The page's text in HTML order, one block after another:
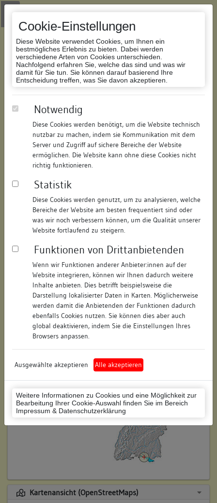
Cookie-Einstellungen
Diese Website verwendet Cookies, um Ihnen ein
bestmögliches Erlebnis zu bieten. Dabei werden
verschiedene Arten von Cookies unterschieden.
Nachfolgend erfahren Sie, welche das sind und was wir
damit für Sie tun. Sie können darauf basierend Ihre
Entscheidung treffen, was Sie davon akzeptieren.
Notwendig
Diese Cookies werden benötigt, um die Website technisch
nutzbar zu machen, indem sie Kommunikation mit dem
Server und Zugriff auf sichere Bereiche der Website
ermöglichen. Die Website kann ohne diese Cookies nicht
richtig funktionieren.
Statistik
Diese Cookies werden genutzt, um zu analysieren, welche
Bereiche der Website am besten frequentiert sind oder
was wir noch verbessern können, um die Qualität unserer
Website fortlaufend zu steigern.
Funktionen von Drittanbietenden
Wenn wir Funktionen anderer Anbieter:innen auf der
Website integrieren, können wir Ihnen dadurch weitere
Inhalte anbieten. Dies betrifft beispielsweise die
Darstellung lokalisierter Daten in Karten. Möglicherweise
werden damit die Anbietenden der Funktionen dadurch
ebenfalls Cookies nutzen. Sie können dies aber auch
global deaktivieren, indem Sie die Einstellungen Ihres
Browsers anpassen.
Ausgewählte akzeptieren Alle akzeptieren
Weitere Informationen zu Cookies und eine Möglichkeit zur
Bearbeitung Ihrer Cookie-Auswahl finden Sie im Bereich
Impressum & Datenschutzerklärung
Zur Navigation springen
Zum Inhalt der Website springen
Datenbank Bauforschung/Restaurierung
331315059101/Datum:08.07.2008
Datenbestand:
Bauforschung
Als PDF herunterladen:
Objektdaten
Straße: Konradigasse
Hausnummer: 5
Postleitzahl: 78462
Stadt-Teilort: Konstanz
Regierungsbezirk: Freiburg
Konstanz (Landkreis)
Wohnplatzschlüssel: 8335043012
Flurstücknummer: 67
Historischer Straßenname: keiner
Lage des Wohnplatzes:
Kartenansicht (OpenStreetMaps)